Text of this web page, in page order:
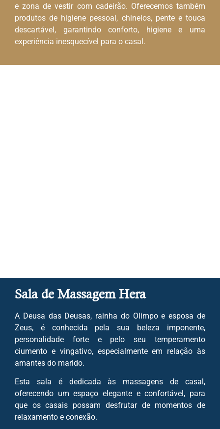
e zona de vestir com cadeirão. Oferecemos também
produtos de higiene pessoal, chinelos, pente e touca
descartável, garantindo conforto, higiene e uma
experiência inesquecível para o casal.
Sala de Massagem Hera
A Deusa das Deusas, rainha do Olimpo e esposa de
Zeus, é conhecida pela sua beleza imponente,
personalidade forte e pelo seu temperamento
ciumento e vingativo, especialmente em relação às
amantes do marido.
Esta sala é dedicada às massagens de casal,
oferecendo um espaço elegante e confortável, para
que os casais possam desfrutar de momentos de
relaxamento e conexão.